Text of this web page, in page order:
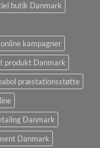
butik Danmark
kampagner
produkt Danmark
præstationsstøtte
Danmark
Danmark